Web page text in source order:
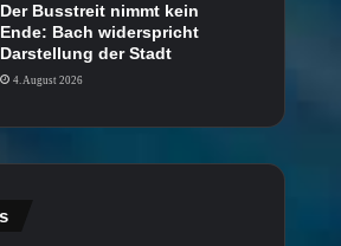
Der Busstreit nimmt kein
Ende: Bach widerspricht
Darstellung der Stadt
4. August 2026